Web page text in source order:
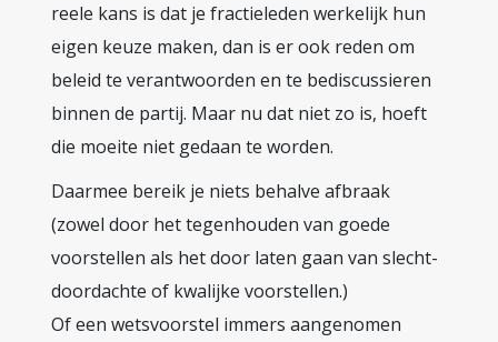
reele kans is dat je fractieleden werkelijk hun
eigen keuze maken, dan is er ook reden om
beleid te verantwoorden en te bediscussieren
binnen de partij. Maar nu dat niet zo is, hoeft
die moeite niet gedaan te worden.
Daarmee bereik je niets behalve afbraak
(zowel door het tegenhouden van goede
voorstellen als het door laten gaan van slecht-
doordachte of kwalijke voorstellen.)
Of een wetsvoorstel immers aangenomen